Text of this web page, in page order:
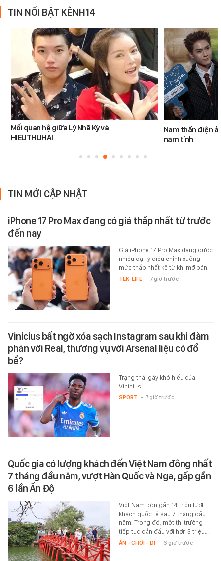
TIN NỔI BẬT KÊNH14
Mối quan hệ giữa Lý Nhã Kỳ và
HIEUTHUHAI
Nam thần điện
nam tính
TIN MỚI CẬP NHẬT
iPhone 17 Pro Max đang có giá thấp nhất từ trước
đến nay
Giá iPhone 17 Pro Max đang được
nhiều đại lý điều chỉnh xuống
mức thấp nhất kể từ khi mở bán.
TEK-LIFE - 7 giờ trước
Vinicius bất ngờ xóa sạch Instagram sau khi đàm
phán với Real, thương vụ với Arsenal liệu có đổ
bể?
Trạng thái gây khó hiểu của
Vinicius.
SPORT - 7 giờ trước
Quốc gia có lượng khách đến Việt Nam đông nhất
7 tháng đầu năm, vượt Hàn Quốc và Nga, gấp gần
6 lần Ấn Độ
Việt Nam đón gần 14 triệu lượt
khách quốc tế sau 7 tháng đầu
năm. Trong đó, một thị trường
tiếp tục dẫn đầu với hơn 3 triệu…
ĂN - CHƠI - ĐI - 6 giờ trước